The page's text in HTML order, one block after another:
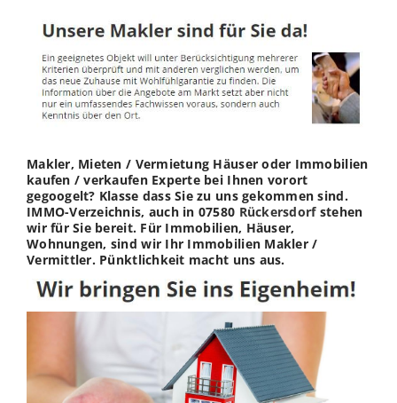
Makler, Mieten / Vermietung Häuser oder Immobilien
kaufen / verkaufen Experte bei Ihnen vorort
gegoogelt? Klasse dass Sie zu uns gekommen sind.
IMMO-Verzeichnis, auch in 07580 Rückersdorfstehen
wir für Sie bereit. Für Immobilien, Häuser,
Wohnungen, sind wir Ihr Immobilien Makler /
Vermittler. Pünktlichkeit macht uns aus.